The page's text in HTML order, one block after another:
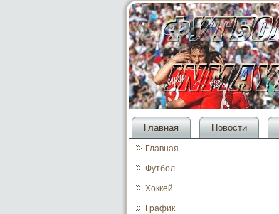
Главная Новости
Главная
Футбол
Хоккей
График